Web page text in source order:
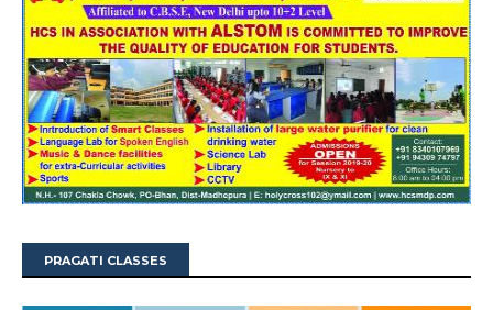
PRAGATI CLASSES